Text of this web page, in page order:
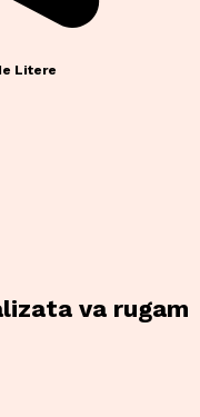
Litere
va rugam